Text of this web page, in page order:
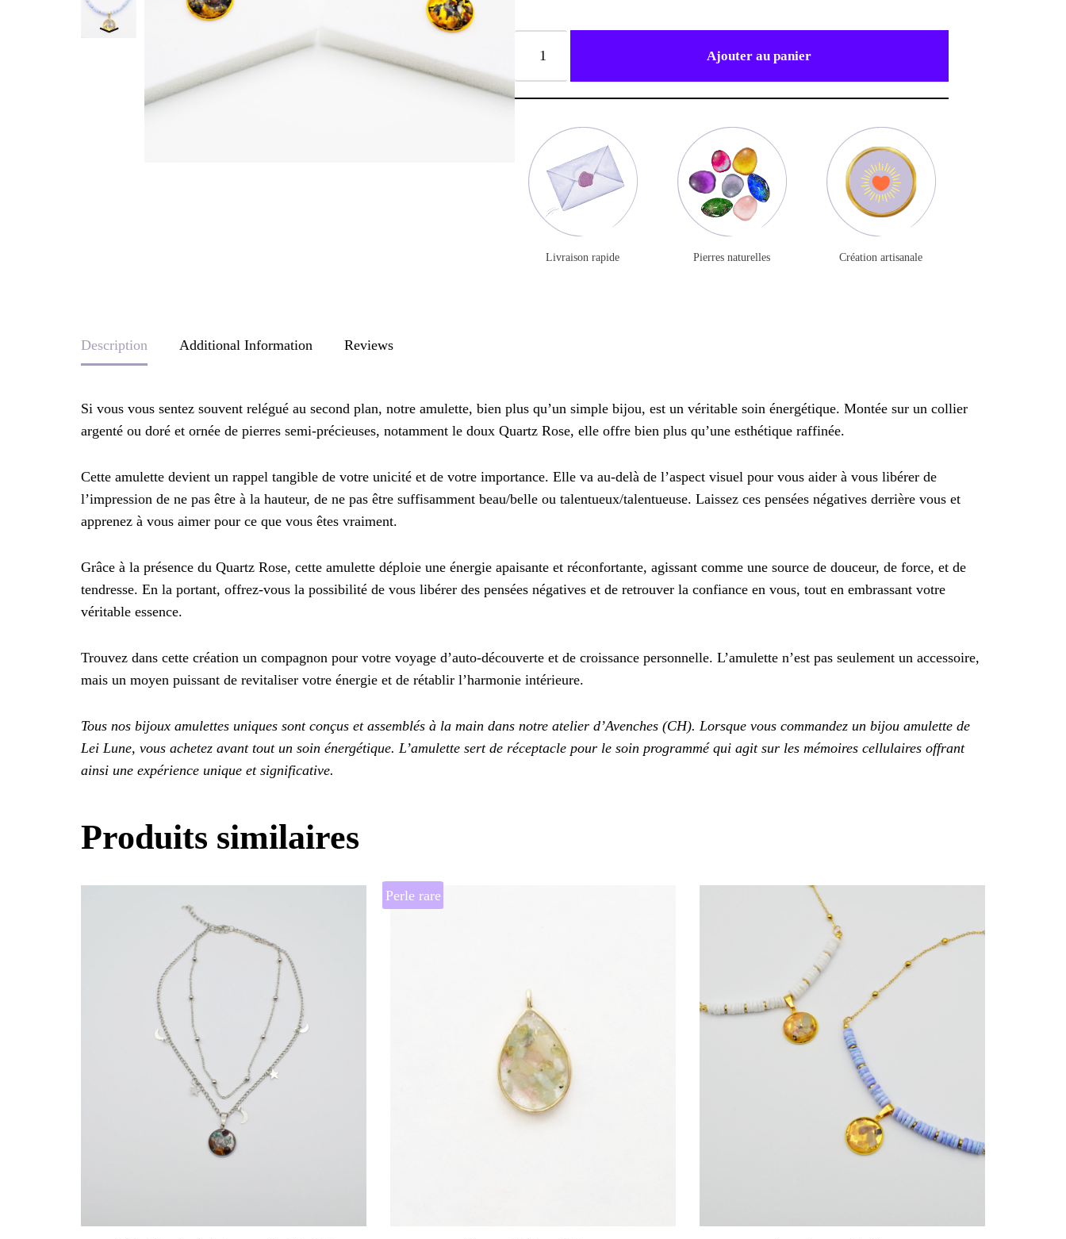
BLESSURE DE L’ÂME: REJET
BLESSURE DE L’ÂME: INJUSTICE
DÉVELOPPER SA SPIRITUALITÉ
VIES ANTÉRIEURES
Ajouter au panier
Livraison rapide Pierres naturelles Création artisanale
Description Additional Information Reviews
Si vous vous sentez souvent relégué au second plan, notre amulette, bien plus qu’un simple bijou, est un véritable soin énergétique. Montée sur un collier
argenté ou doré et ornée de pierres semi-précieuses, notamment le doux Quartz Rose, elle offre bien plus qu’une esthétique raffinée.
Cette amulette devient un rappel tangible de votre unicité et de votre importance. Elle va au-delà de l’aspect visuel pour vous aider à vous libérer de
l’impression de ne pas être à la hauteur, de ne pas être suffisamment beau/belle ou talentueux/talentueuse. Laissez ces pensées négatives derrière vous et
apprenez à vous aimer pour ce que vous êtes vraiment.
Grâce à la présence du Quartz Rose, cette amulette déploie une énergie apaisante et réconfortante, agissant comme une source de douceur, de force, et de
tendresse. En la portant, offrez-vous la possibilité de vous libérer des pensées négatives et de retrouver la confiance en vous, tout en embrassant votre
véritable essence.
Trouvez dans cette création un compagnon pour votre voyage d’auto-découverte et de croissance personnelle. L’amulette n’est pas seulement un accessoire,
mais un moyen puissant de revitaliser votre énergie et de rétablir l’harmonie intérieure.
Tous nos bijoux amulettes uniques sont conçus et assemblés à la main dans notre atelier d’Avenches (CH). Lorsque vous commandez un bijou amulette de
Lei Lune, vous achetez avant tout un soin énergétique. L’amulette sert de réceptacle pour le soin programmé qui agit sur les mémoires cellulaires offrant
ainsi une expérience unique et significative.
Produits similaires
Perle rare